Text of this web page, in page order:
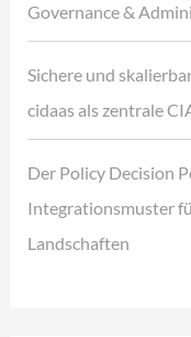
Governance &
Sichere und
cidaas als zentrale
Der Policy Decision
Integrationsmuster
Landschaften